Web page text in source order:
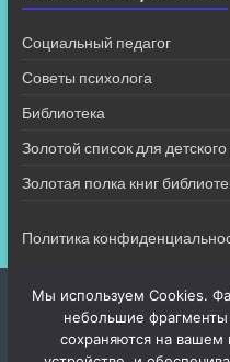
Социальный педагог
Советы психолога
Библиотека
Золотой список для
Золотая полка книг
Политика
Мы используем Cookies.
небольшие
сохраняются на